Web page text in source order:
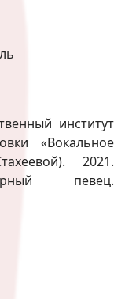
институт
«Вокальное
2021.
певец.